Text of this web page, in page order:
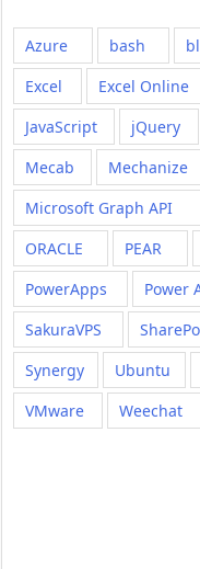
Azure bash
Excel
Excel Online
JavaScript
jQuery
Mecab
Mechanize
Microsoft Graph API
ORACLE
PEAR
PowerApps
Power
SakuraVPS
Synergy
Ubuntu
VMware
Weechat